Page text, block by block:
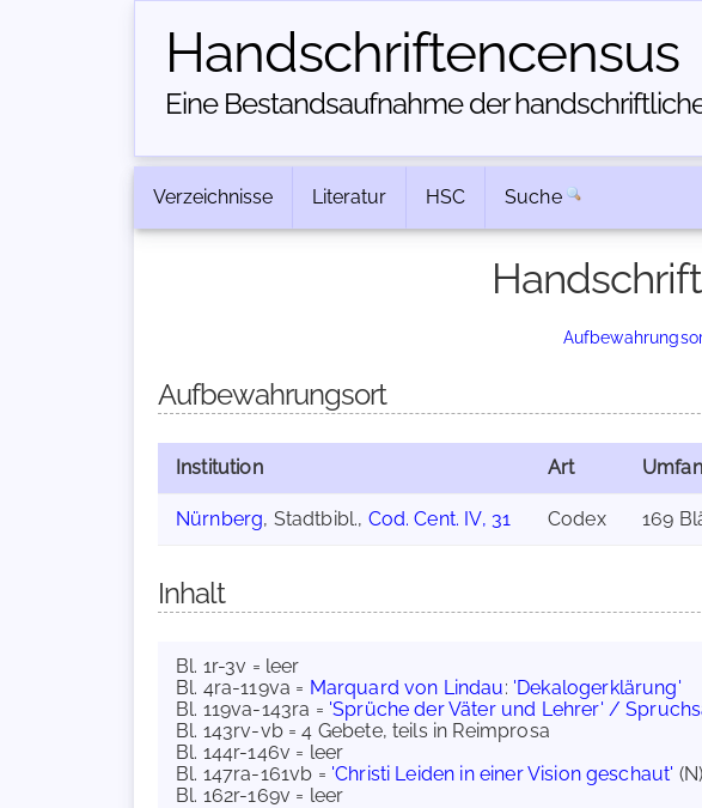
Handschriften­census
Eine Bestandsaufnahme der
Verzeichnisse Literatur HSC Suche
Aufbewahrungsort
Institution Art
Nürnberg, Stadtbibl., Cod. Cent. IV, 31 Codex 169
Inhalt
Bl. 1r-3v = leer
Bl. 4ra-119va = Marquard von Lindau: 'Dekalogerklärung'
Bl. 119va-143ra = 'Sprüche der Väter und Lehrer' /
Bl. 143rv-vb = 4 Gebete, teils in Reimprosa
Bl. 144r-146v = leer
Bl. 147ra-161vb = 'Christi Leiden in einer Vision geschaut'
Bl. 162r-169v = leer